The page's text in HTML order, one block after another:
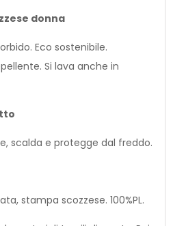
donna
Eco sostenibile.
Si lava anche in
scalda e protegge dal freddo.
stampa scozzese. 100%PL.